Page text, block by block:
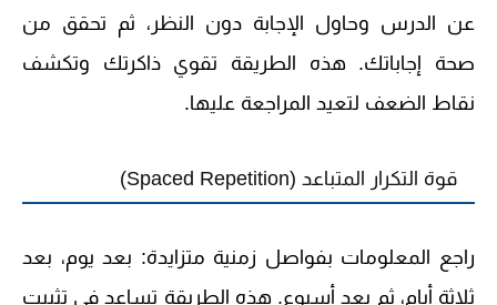
عن الدرس وحاول الإجابة دون النظر، ثم تحقق من
صحة إجاباتك. هذه الطريقة تقوي ذاكرتك وتكشف
نقاط الضعف لتعيد المراجعة عليها.
قوة التكرار المتباعد (Spaced Repetition)
راجع المعلومات بفواصل زمنية متزايدة: بعد يوم، بعد
ثلاثة أيام، ثم بعد أسبوع. هذه الطريقة تساعد في تثبيت